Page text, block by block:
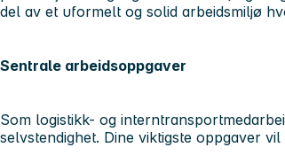
del av et uformelt og solid arbeidsmiljø
Sentrale arbeidsoppgaver
Som logistikk- og
selvstendighet. Dine viktigste oppgaver